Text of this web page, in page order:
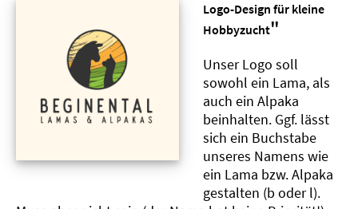
Logo-Design für kleine
Hobbyzucht"
Unser Logo soll
sowohl ein Lama, als
auch ein Alpaka
beinhalten. Ggf. lässt
sich ein Buchstabe
unseres Namens wie
ein Lama bzw. Alpaka
gestalten (b oder l).